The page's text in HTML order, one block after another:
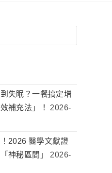
失眠？一餐搞定增
補充法」！
2026-
2026 醫學文獻證
神秘區間」
2026-